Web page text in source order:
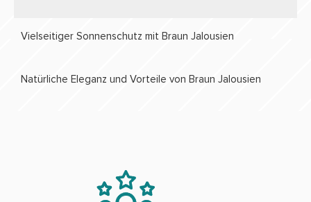
Vielseitiger Sonnenschutz mit Braun Jalousien
Natürliche Eleganz und Vorteile von Braun Jalousien